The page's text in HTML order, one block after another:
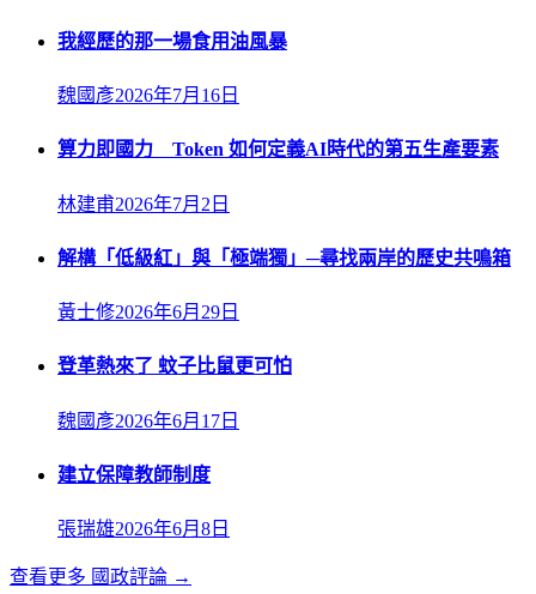
我經歷的那一場食用油風暴
魏國彥2026年7月16日
算力即國力 Token 如何定義AI時代的第五生產要素
林建甫2026年7月2日
解構「低級紅」與「極端獨」─尋找兩岸的歷史共鳴箱
黃士修2026年6月29日
登革熱來了 蚊子比鼠更可怕
魏國彥2026年6月17日
建立保障教師制度
張瑞雄2026年6月8日
查看更多 國政評論 →